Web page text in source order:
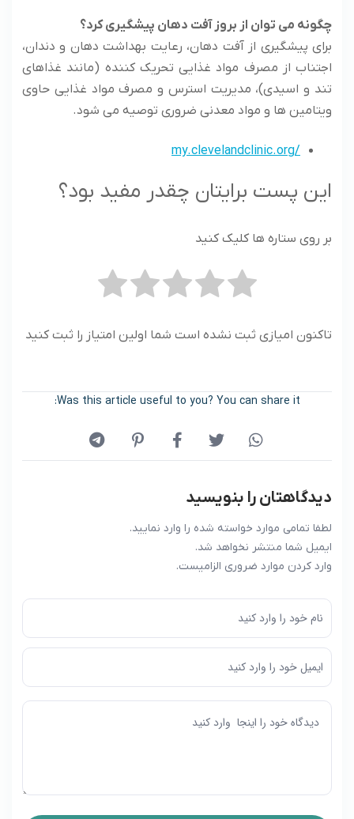
چگونه می توان از بروز آفت دهان پیشگیری کرد؟
برای پیشگیری از آفت دهان، رعایت بهداشت دهان و دندان،
اجتناب از مصرف مواد غذایی تحریک کننده (مانند غذاهای
تند و اسیدی)، مدیریت استرس و مصرف مواد غذایی حاوی
ویتامین ها و مواد معدنی ضروری توصیه می شود.
/my.clevelandclinic.org
این پست برایتان چقدر مفید بود؟
بر روی ستاره ها کلیک کنید
تاکنون امیازی ثبت نشده است شما اولین امتیاز را ثبت کنید
Was this article useful to you? You can share it:
دیدگاهتان را بنویسید
لطفا تمامی موارد خواسته شده را وارد نمایید.
ایمیل شما منتشر نخواهد شد.
وارد کردن موارد ضروری الزامیست.